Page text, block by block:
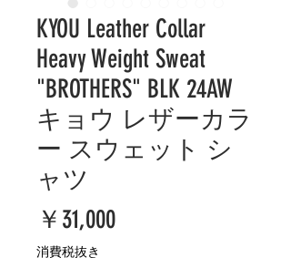
KYOU Leather Collar
Heavy Weight Sweat
"BROTHERS" BLK 24AW
キョウ レザーカラ
ー スウェット シ
ャツ
￥31,000価
消費税抜き